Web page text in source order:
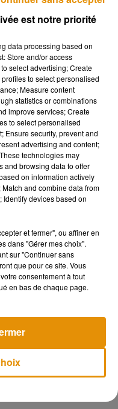
une docu-série sur
Jackson
Charlie Puth pour une
nous emmène en
dernier clip
prendra une pause après
est notre priorité
data processing based on
Store and/or access
select advertising; Create
to select personalised
Measure content
statistics or combinations
improve services; Create
to select personalised
Ensure security, prevent and
advertising and content;
technologies may
and browsing data to offer
on information actively
and combine data from
Identify devices based on
et fermer", ou affiner en
dans "Gérer mes choix".
sur "Continuer sans
que pour ce site. Vous
consentement à tout
en bas de chaque page.